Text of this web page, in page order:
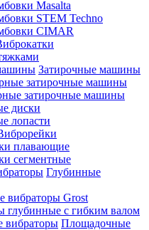
Masalta
STEM Techno
CIMAR
Затирочные машины
затирочные машины
затирочные машины
диски
лопасти
плавающие
сегментные
Глубинные
вибраторы Grost
глубинные с гибким валом
Площадочные